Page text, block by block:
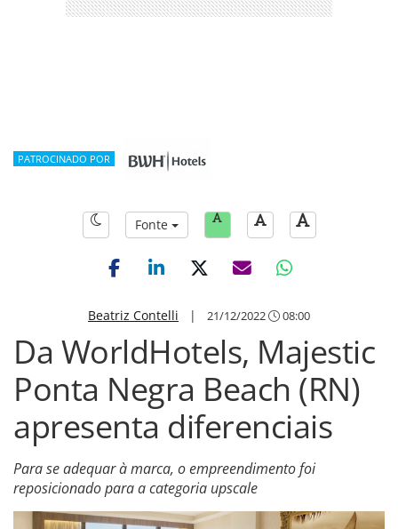
PATROCINADO POR
Fonte
Beatriz Contelli | 21/12/2022 08:00
Da WorldHotels, Majestic
Ponta Negra Beach (RN)
apresenta diferenciais
Para se adequar à marca, o empreendimento foi
reposicionado para a categoria upscale